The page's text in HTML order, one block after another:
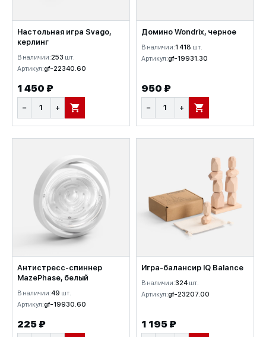
Настольная игра Svago,
керлинг
В наличии:253 шт.
Артикул:gf-22340.60
1 450 ₽
− + В КОРЗИНУ
Домино Wondrix, черное
В наличии:1 418 шт.
Артикул:gf-19931.30
950 ₽
− + В КОРЗИНУ
Антистресс-спиннер
MazePhase, белый
В наличии:49 шт.
Артикул:gf-19930.60
225 ₽
Игра-балансир IQ Balance
В наличии:324 шт.
Артикул:gf-23207.00
1 195 ₽